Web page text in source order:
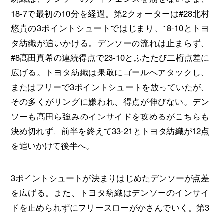
18-7で最初の10分を経過。第2クォーターは#28北村
悠貴の3ポイントシュートではじまり、18-10とトヨ
タ紡織が追いかける。デンソーの流れは止まらず、
#8髙田真希の連続得点で23-10とふたたび二桁点差に
広げる。トヨタ紡織は果敢にゴールへアタックし、
またはフリーで3ポイントシュートを放っていたが、
その多くがリングに嫌われ、得点が伸びない。デン
ソーも髙田ら強みのインサイドを攻めるがこちらも
決め切れず、前半を終えて33-21とトヨタ紡織が12点
を追いかけて後半へ。
3ポイントシュートが決まりはじめたデンソーが点差
を広げる。また、トヨタ紡織はデンソーのインサイ
ドを止められずにフリースローがかさんでいく。第3